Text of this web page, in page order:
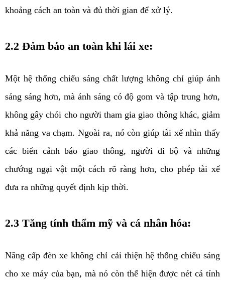
khoảng cách an toàn và đủ thời gian để xử lý.
2.2 Đảm bảo an toàn khi lái xe:
Một hệ thống chiếu sáng chất lượng không chỉ giúp ánh
sáng sáng hơn, mà ánh sáng có độ gom và tập trung hơn,
không gây chói cho người tham gia giao thông khác, giảm
khả năng va chạm. Ngoài ra, nó còn giúp tài xế nhìn thấy
các biển cảnh báo giao thông, người đi bộ và những
chướng ngại vật một cách rõ ràng hơn, cho phép tài xế
đưa ra những quyết định kịp thời.
2.3 Tăng tính thẩm mỹ và cá nhân hóa:
Nâng cấp đèn xe không chỉ cải thiện hệ thống chiếu sáng
cho xe máy của bạn, mà nó còn thể hiện được nét cá tính